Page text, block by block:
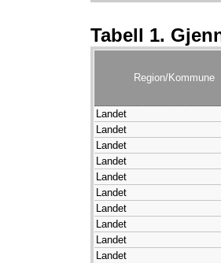
Tabell 1.
Region/Kommune
Landet
Landet
Landet
Landet
Landet
Landet
Landet
Landet
Landet
Landet